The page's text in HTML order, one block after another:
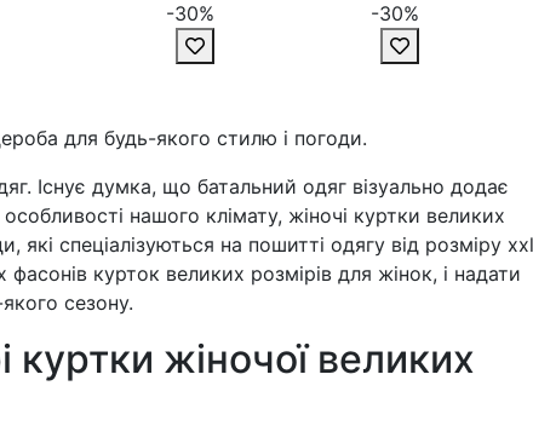
-30%
-30%
для будь-якого стилю і погоди.
Існує думка, що батальний одяг візуально додає
нашого клімату, жіночі куртки великих
які спеціалізуються на пошитті одягу від розміру xxl
курток великих розмірів для жінок, і надати
сезону.
жіночої великих